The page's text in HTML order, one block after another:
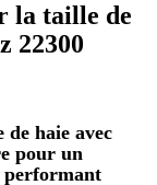
la taille de
22300
de haie avec
pour un
performant